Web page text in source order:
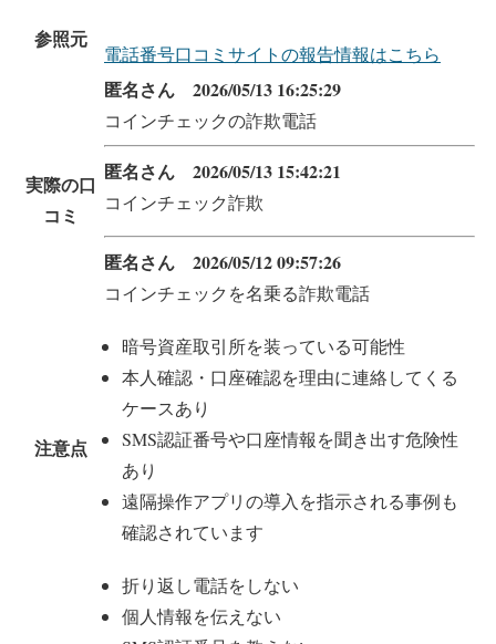
参照元
電話番号口コミサイトの報告情報はこちら
実際の口
コミ
匿名さん 2026/05/13 16:25:29
コインチェックの詐欺電話
匿名さん 2026/05/13 15:42:21
コインチェック詐欺
匿名さん 2026/05/12 09:57:26
コインチェックを名乗る詐欺電話
注意点
暗号資産取引所を装っている可能性
本人確認・口座確認を理由に連絡してくる
ケースあり
SMS認証番号や口座情報を聞き出す危険性
あり
遠隔操作アプリの導入を指示される事例も
確認されています
折り返し電話をしない
個人情報を伝えない